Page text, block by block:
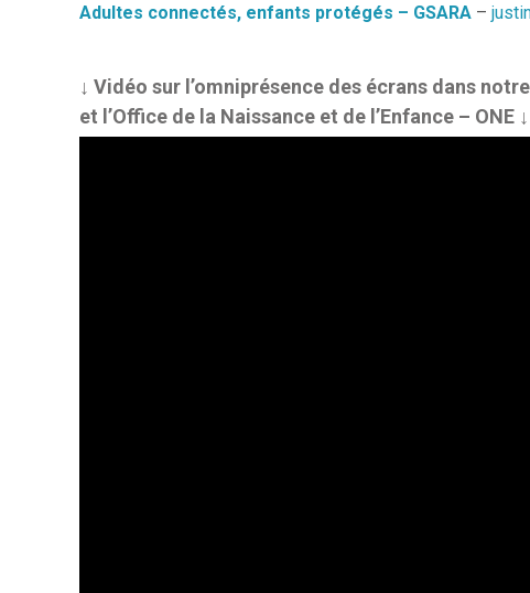
Adultes connectés, enfants protégés – GSARA –
↓ Vidéo sur l’omniprésence des écrans dans
et l’Office de la Naissance et de l’Enfance – ONE ↓